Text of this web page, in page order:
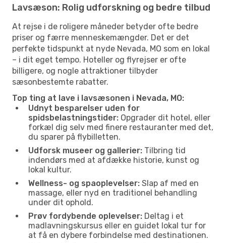
Lavsæson: Rolig udforskning og bedre tilbud
At rejse i de roligere måneder betyder ofte bedre
priser og færre menneskemængder. Det er det
perfekte tidspunkt at nyde Nevada, MO som en lokal
– i dit eget tempo. Hoteller og flyrejser er ofte
billigere, og nogle attraktioner tilbyder
sæsonbestemte rabatter.
Top ting at lave i lavsæsonen i Nevada, MO:
Udnyt besparelser uden for
spidsbelastningstider: Opgrader dit hotel, eller
forkæl dig selv med finere restauranter med det,
du sparer på flybilletten.
Udforsk museer og gallerier: Tilbring tid
indendørs med at afdække historie, kunst og
lokal kultur.
Wellness- og spaoplevelser: Slap af med en
massage, eller nyd en traditionel behandling
under dit ophold.
Prøv fordybende oplevelser: Deltag i et
madlavningskursus eller en guidet lokal tur for
at få en dybere forbindelse med destinationen.